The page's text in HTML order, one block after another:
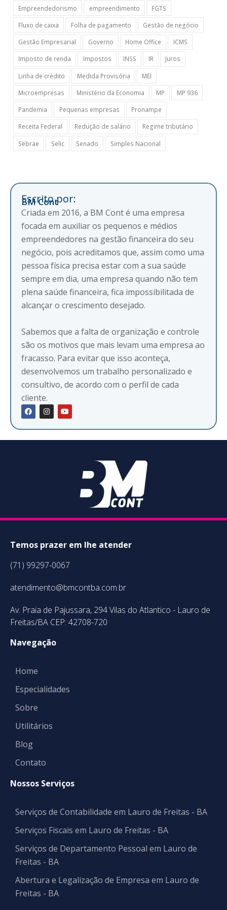
Empreendedorismo
empreendimento
FGTS
Fluxo de caixa
Folha de pagamento
Gestão de negócio
Gestão Empresarial
Governo Home Office
ICMS
Imposto de renda
Impostos INSS IR
Juros
Linha de crédito
Medida Provisória
MEI
Microempresas
Ministério da Economia MP
MP 936
Pandemia
Pequenas empresas
Pronampe
Receita Federal
Redução de salário
Regime tributário
Sebrae
Selic Senado Simples Nacional
Escrito por:
BM Cont
Criada em 2016, a BM Cont é uma empresa
focada em auxiliar os pequenos e médios
empreendedores na gestão financeira do seu
negócio, pois acreditamos que, assim como uma
pessoa física precisa estar com a sua saúde
sempre em dia, uma empresa quando não tem
plena saúde financeira, fica impossibilitada de
alcançar o crescimento desejado.
Sabemos que a falta de organização e controle
são os motivos que mais levam uma empresa ao
fracasso. Para evitar que isso aconteça,
desenvolvemos um trabalho personalizado e
consultivo, de acordo com o perfil de cada
cliente.
Temos prazer em lhe atender
(71) 99297-0067
atendimento@bmcontba.com.br
Av. Praia de Pajussara, 294 Vilas do Atlantico - Lauro de
Freitas/BA CEP: 42708-720
Navegação
Home
Especialidades
Sobre
Utilitários
Blog
Contato
Nossos Serviços
Serviços de Contabilidade em Lauro de Freitas - BA
Serviços Fiscais em Lauro de Freitas - BA
Serviços de Departamento Pessoal em Lauro de
Freitas - BA
Abertura e Legalização de Empresa em Lauro de
Freitas - BA